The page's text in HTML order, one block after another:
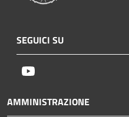
SEGUICI SU
AMMINISTRAZIONE